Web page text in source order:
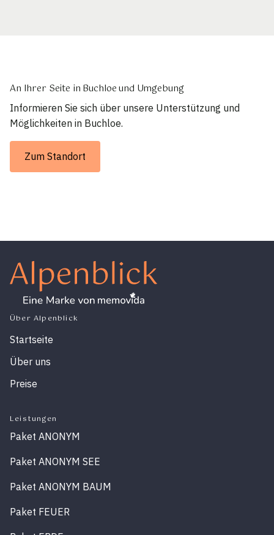
An Ihrer Seite in Buchloe und Umgebung
Informieren Sie sich über unsere Unterstützung und
Möglichkeiten in Buchloe.
Zum Standort
Über Alpenblick
Startseite
Über uns
Preise
Leistungen
Paket ANONYM
Paket ANONYM SEE
Paket ANONYM BAUM
Paket FEUER